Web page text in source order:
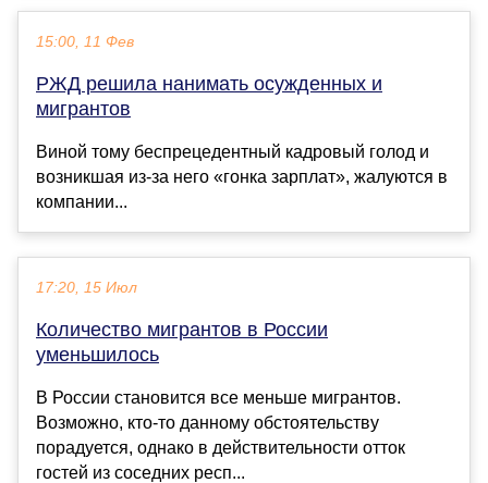
15:00, 11 Фев
РЖД решила нанимать осужденных и
мигрантов
Виной тому беспрецедентный кадровый голод и
возникшая из-за него «гонка зарплат», жалуются в
компании...
17:20, 15 Июл
Количество мигрантов в России
уменьшилось
В России становится все меньше мигрантов.
Возможно, кто-то данному обстоятельству
порадуется, однако в действительности отток
гостей из соседних респ...